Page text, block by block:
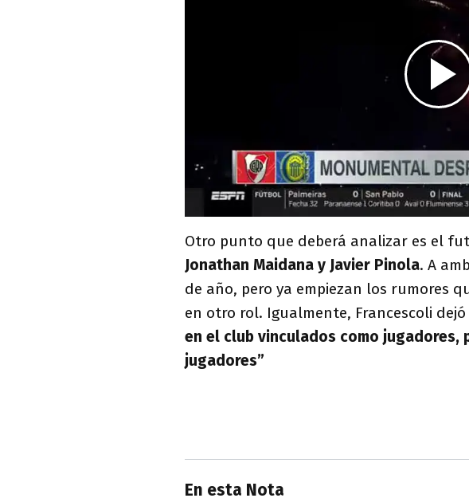
Otro punto que deberá analizar es el
Jonathan Maidana y Javier Pinola. A
de año, pero ya empiezan los rumores
en otro rol. Igualmente, Francescoli
en el club vinculados como jugadores,
jugadores”
En esta Nota